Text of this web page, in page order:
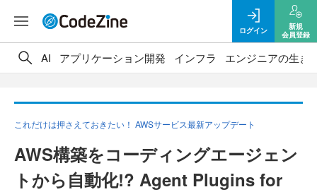
ログイン
新規
会員登録
AI アプリケーション開発 インフラ エンジニアの生き
これだけは押さえておきたい！ AWSサービス最新アップデート
AWS構築をコーディングエージェン
トから自動化!? Agent Plugins for